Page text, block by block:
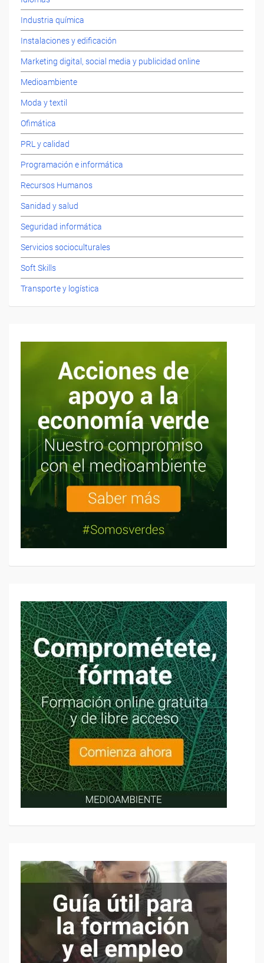
Industria química
Instalaciones y edificación
Marketing digital, social media y publicidad online
Medioambiente
Moda y textil
Ofimática
PRL y calidad
Programación e informática
Recursos Humanos
Sanidad y salud
Seguridad informática
Servicios socioculturales
Soft Skills
Transporte y logística